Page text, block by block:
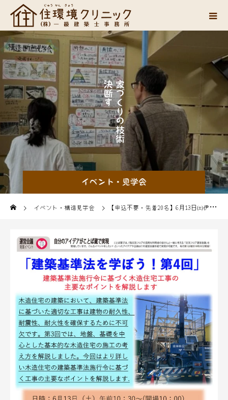
イベント・見学会
家
づ
く
り
の
技
術
決
断
す
る
ヒ
ン
ト
が
イベント・構造見学会 【申込不要・先着20名】6月13日㈯伊丹市立図書館 ことば蔵で「建築基準法を学ぼう！第4回」のイベントを行います！